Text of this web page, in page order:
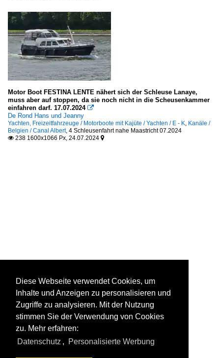
Motor Boot FESTINA LENTE nähert sich der Schleuse Lanaye,
muss aber auf stoppen, da sie noch nicht in die Scheusenkammer
einfahren darf. 17.07.2024 
De Rond Hans und Jeanny
Yachten, Freizeitfahrzeuge / Motorboote mit Kajüte / Yachten / E - K, Kanäle /
Belgien / Canal Albert, 4 Schleusenfahrt nahe Maastricht 07.2024
 238 1600x1066 Px, 24.07.2024 
Diese Webseite verwendet Cookies, um
Inhalte und Anzeigen zu personalisieren und
Zugriffe zu analysieren. Mit der Nutzung
stimmen Sie der Verwendung von Cookies
zu. Mehr erfahren:
Datenschutz , Personalisierte Werbung